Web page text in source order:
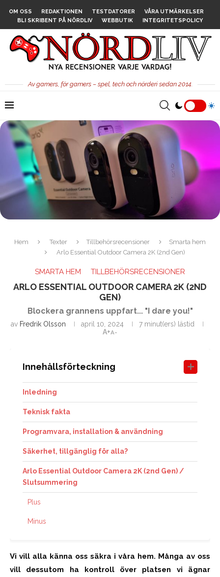
OM OSS REDAKTIONEN TESTDATORER
VÅRA UTMÄRKELSER
BLI SKRIBENT PÅ NÖRDLIV
WEBBUTIK INTEGRITETSPOLICY
Av gamers, för gamers – spel, tech och nörderi sedan 2014.
Hem Texter Tillbehörsrecensioner
Smarta hem
Arlo Essential Outdoor Camera 2K (2nd Gen)
SMARTA HEM TILLBEHÖRSRECENSIONER
ARLO ESSENTIAL OUTDOOR CAMERA 2K (2ND
GEN)
Blockera grannens uppfart... "I dare you!"
av Fredrik Olsson april 10, 2024
7 minut(ers) lästid
A+A-
Innehållsförteckning
Inledning
Teknisk fakta
Programvara, installation & användning
Säkerhet, tillgänglig för alla?
Arlo Essential Outdoor Camera 2K (2nd Gen) /
Slutsummering
Plus
Minus
Vi vill alla känna oss säkra i våra hem. Många av oss
vill dessutom ha kontroll över platsen vi ägnar